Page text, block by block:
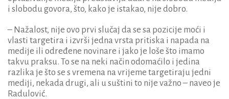
i slobodu govora, što, kako je istakao, nije dobro.
– Nažalost, nije ovo prvi slučaj da se sa pozicije moći i
vlasti targetira i izvrši jedna vrsta pritiska i napada na
medije ili određene novinare i jako je loše što imamo
takvu praksu. To se na neki način odomaćilo i jedina
razlika je što se s vremena na vrijeme targetiraju jedni
mediji, nekada drugi, ali u suštini to nije važno – naveo je
Radulović.